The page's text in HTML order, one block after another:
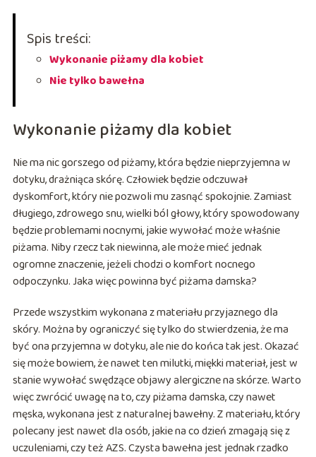
Spis treści:
Wykonanie piżamy dla kobiet
Nie tylko bawełna
Wykonanie piżamy dla kobiet
Nie ma nic gorszego od piżamy, która będzie nieprzyjemna w
dotyku, drażniąca skórę. Człowiek będzie odczuwał
dyskomfort, który nie pozwoli mu zasnąć spokojnie. Zamiast
długiego, zdrowego snu, wielki ból głowy, który spowodowany
będzie problemami nocnymi, jakie wywołać może właśnie
piżama. Niby rzecz tak niewinna, ale może mieć jednak
ogromne znaczenie, jeżeli chodzi o komfort nocnego
odpoczynku. Jaka więc powinna być piżama damska?
Przede wszystkim wykonana z materiału przyjaznego dla
skóry. Można by ograniczyć się tylko do stwierdzenia, że ma
być ona przyjemna w dotyku, ale nie do końca tak jest. Okazać
się może bowiem, że nawet ten milutki, miękki materiał, jest w
stanie wywołać swędzące objawy alergiczne na skórze. Warto
więc zwrócić uwagę na to, czy piżama damska, czy nawet
męska, wykonana jest z naturalnej bawełny. Z materiału, który
polecany jest nawet dla osób, jakie na co dzień zmagają się z
uczuleniami, czy też AZS. Czysta bawełna jest jednak rzadko